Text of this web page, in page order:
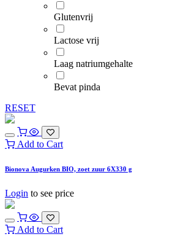
Glutenvrij
Lactose vrij
Laag natriumgehalte
Bevat pinda
RESET
Add to Cart
Bionova Augurken BIO, zoet zuur 6X330 g
Login to see price
Add to Cart